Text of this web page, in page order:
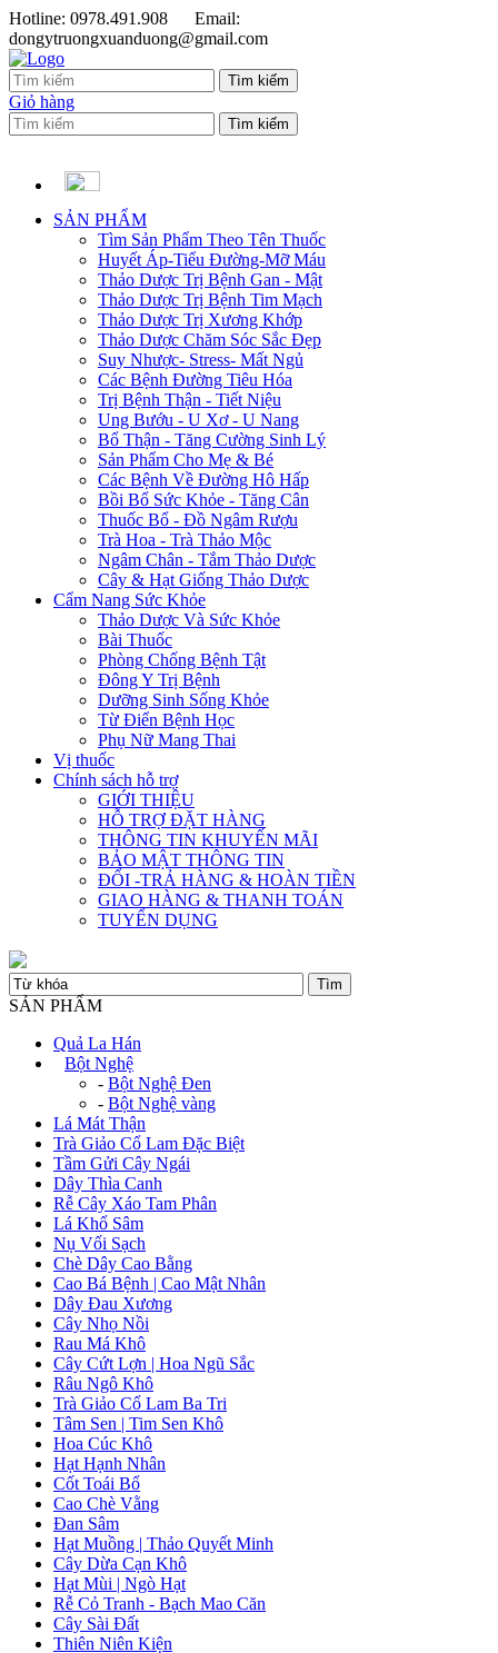
Hotline: 0978.491.908
Email:
dongytruongxuanduong@gmail.com
Giỏ hàng
SẢN PHẨM
Tìm Sản Phẩm Theo Tên Thuốc
Huyết Áp-Tiểu Đường-Mỡ Máu
Thảo Dược Trị Bệnh Gan - Mật
Thảo Dược Trị Bệnh Tim Mạch
Thảo Dược Trị Xương Khớp
Thảo Dược Chăm Sóc Sắc Đẹp
Suy Nhược- Stress- Mất Ngủ
Các Bệnh Đường Tiêu Hóa
Trị Bệnh Thận - Tiết Niệu
Ung Bướu - U Xơ - U Nang
Bổ Thận - Tăng Cường Sinh Lý
Sản Phẩm Cho Mẹ & Bé
Các Bệnh Về Đường Hô Hấp
Bồi Bổ Sức Khỏe - Tăng Cân
Thuốc Bổ - Đồ Ngâm Rượu
Trà Hoa - Trà Thảo Mộc
Ngâm Chân - Tắm Thảo Dược
Cây & Hạt Giống Thảo Dược
Cẩm Nang Sức Khỏe
Thảo Dược Và Sức Khỏe
Bài Thuốc
Phòng Chống Bệnh Tật
Đông Y Trị Bệnh
Dưỡng Sinh Sống Khỏe
Từ Điển Bệnh Học
Phụ Nữ Mang Thai
Vị thuốc
Chính sách hỗ trợ
GIỚI THIỆU
HỖ TRỢ ĐẶT HÀNG
THÔNG TIN KHUYẾN MÃI
BẢO MẬT THÔNG TIN
ĐỔI -TRẢ HÀNG & HOÀN TIỀN
GIAO HÀNG & THANH TOÁN
TUYỂN DỤNG
SẢN PHẨM
Quả La Hán
Bột Nghệ
- Bột Nghệ Đen
- Bột Nghệ vàng
Lá Mát Thận
Trà Giảo Cổ Lam Đặc Biệt
Tầm Gửi Cây Ngái
Dây Thìa Canh
Rễ Cây Xáo Tam Phân
Lá Khổ Sâm
Nụ Vối Sạch
Chè Dây Cao Bằng
Cao Bá Bệnh | Cao Mật Nhân
Dây Đau Xương
Cây Nhọ Nồi
Rau Má Khô
Cây Cứt Lợn | Hoa Ngũ Sắc
Râu Ngô Khô
Trà Giảo Cổ Lam Ba Tri
Tâm Sen | Tim Sen Khô
Hoa Cúc Khô
Hạt Hạnh Nhân
Cốt Toái Bổ
Cao Chè Vằng
Đan Sâm
Hạt Muồng | Thảo Quyết Minh
Cây Dừa Cạn Khô
Hạt Mùi | Ngò Hạt
Rễ Cỏ Tranh - Bạch Mao Căn
Cây Sài Đất
Thiên Niên Kiện